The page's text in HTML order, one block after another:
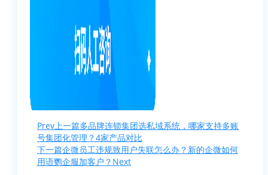
Prev 上一篇多品牌连锁集团选私域系统，哪家支持多账
号集团化管理？4家产品对比
下一篇企微员工违规致用户失联怎么办？新的企微如何
用语鹦企服加客户？ Next